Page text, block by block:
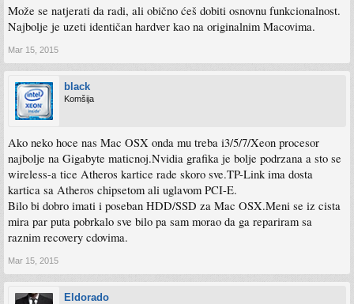
Može se natjerati da radi, ali obično ćeš dobiti osnovnu funkcionalnost.
Najbolje je uzeti identičan hardver kao na originalnim Macovima.
Mar 15, 2015
black
Komšija
Ako neko hoce nas Mac OSX onda mu treba i3/5/7/Xeon procesor
najbolje na Gigabyte maticnoj.Nvidia grafika je bolje podrzana a sto se
wireless-a tice Atheros kartice rade skoro sve.TP-Link ima dosta
kartica sa Atheros chipsetom ali uglavom PCI-E.
Bilo bi dobro imati i poseban HDD/SSD za Mac OSX.Meni se iz cista
mira par puta pobrkalo sve bilo pa sam morao da ga repariram sa
raznim recovery cdovima.
Mar 15, 2015
Eldorado